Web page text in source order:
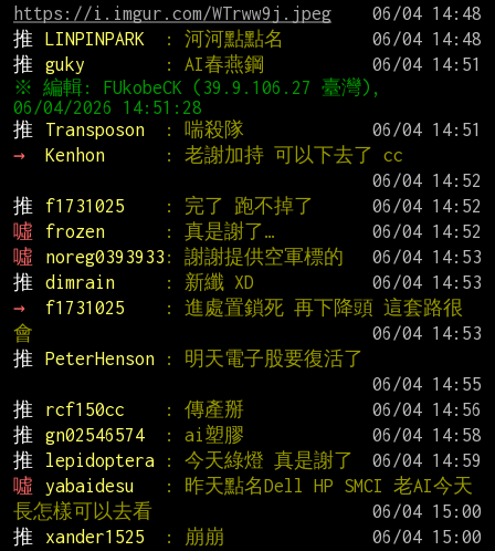
https://i.imgur.com/WTrww9j.jpeg
推
LINPINPARK : 河河點點名
推
guky : AI春燕鋼
※ 編輯: FUkobeCK (39.9.106.27 臺灣),
推
Transposon : 喘殺隊
→
Kenhon
: 老謝加持 可以下去了 cc
推
f1731025 : 完了 跑不掉了
噓
frozen : 真是謝了…
噓
noreg0393933 : 謝謝提供空軍標的
推
dimrain : 新纖 XD
→
f1731025
: 進處置鎖死 再下降頭 這套路很
會
推
PeterHenson
: 明天電子股要復活了
推
rcf150cc : 傳產掰
推
gn02546574 : ai塑膠
推
lepidoptera : 今天綠燈 真是謝了
噓
yabaidesu
: 昨天點名Dell HP SMCI 老AI今天
長怎樣可以去看
推
xander1525 : 崩崩